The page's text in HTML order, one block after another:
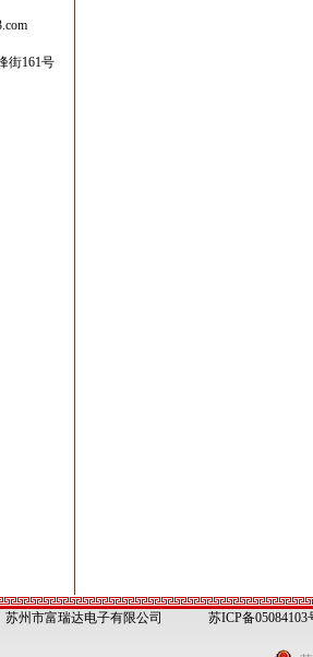
161号
富瑞达电子有限公司 苏ICP备05084103